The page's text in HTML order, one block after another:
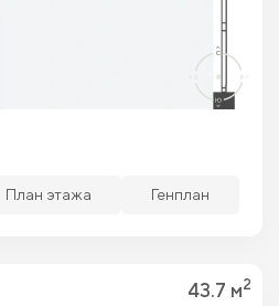
План этажа Генплан
43.7 м2